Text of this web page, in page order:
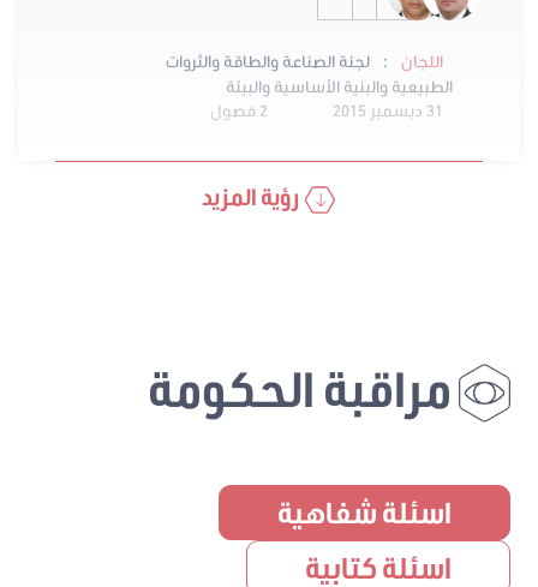
اللجان :
لجنة الصناعة والطاقة والثروات
الطبيعية والبنية الأساسية والبيئة
31 ديسمبر 2015
2 فصول
رؤية المزيد
مراقبة الحكومة
اسئلة شفاهية
اسئلة كتابية